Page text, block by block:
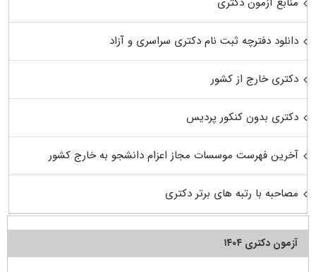
دانلود دفترچه ثبت نام دکتری سراسری و آزاد
دکتری خارج از کشور
دکتری بدون کنکور پردیس
آخرین فهرست موسسات مجاز اعزام دانشجو به خارج کشور
مصاحبه با رتبه های برتر دکتری
آزمون دکتری ۱۴۰۴